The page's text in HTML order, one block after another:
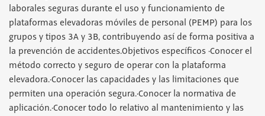
laborales seguras durante el uso y funcionamiento de
plataformas elevadoras móviles de personal (PEMP) para los
grupos y tipos 3A y 3B, contribuyendo así de forma positiva a
la prevención de accidentes.Objetivos específicos ·Conocer el
método correcto y seguro de operar con la plataforma
elevadora.·Conocer las capacidades y las limitaciones que
permiten una operación segura.·Conocer la normativa de
aplicación.·Conocer todo lo relativo al mantenimiento y las